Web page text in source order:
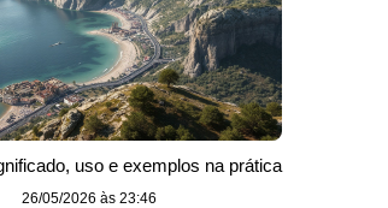
uso e exemplos na prática
26/05/2026 às 23:46